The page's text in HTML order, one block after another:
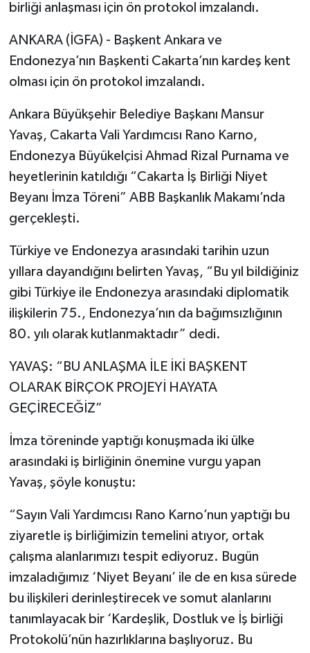
birliği anlaşması için ön protokol imzalandı.
ANKARA (İGFA) - Başkent Ankara ve
Endonezya’nın Başkenti Cakarta’nın kardeş kent
olması için ön protokol imzalandı.
Ankara Büyükşehir Belediye Başkanı Mansur
Yavaş, Cakarta Vali Yardımcısı Rano Karno,
Endonezya Büyükelçisi Ahmad Rizal Purnama ve
heyetlerinin katıldığı “Cakarta İş Birliği Niyet
Beyanı İmza Töreni” ABB Başkanlık Makamı’nda
gerçekleşti.
Türkiye ve Endonezya arasındaki tarihin uzun
yıllara dayandığını belirten Yavaş, “Bu yıl bildiğiniz
gibi Türkiye ile Endonezya arasındaki diplomatik
ilişkilerin 75., Endonezya’nın da bağımsızlığının
80. yılı olarak kutlanmaktadır” dedi.
YAVAŞ: “BU ANLAŞMA İLE İKİ BAŞKENT
OLARAK BİRÇOK PROJEYİ HAYATA
GEÇİRECEĞİZ”
İmza töreninde yaptığı konuşmada iki ülke
arasındaki iş birliğinin önemine vurgu yapan
Yavaş, şöyle konuştu:
“Sayın Vali Yardımcısı Rano Karno’nun yaptığı bu
ziyaretle iş birliğimizin temelini atıyor, ortak
çalışma alanlarımızı tespit ediyoruz. Bugün
imzaladığımız ‘Niyet Beyanı’ ile de en kısa sürede
bu ilişkileri derinleştirecek ve somut alanlarını
tanımlayacak bir ‘Kardeşlik, Dostluk ve İş birliği
Protokolü’nün hazırlıklarına başlıyoruz. Bu